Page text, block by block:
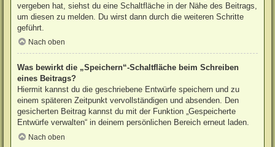
vergeben hat, siehst du eine Schaltfläche in der Nähe des Beitrags,
um diesen zu melden. Du wirst dann durch die weiteren Schritte
geführt.
Nach oben
Was bewirkt die „Speichern“-Schaltfläche beim Schreiben
eines Beitrags?
Hiermit kannst du die geschriebene Entwürfe speichern und zu
einem späteren Zeitpunkt vervollständigen und absenden. Den
gesicherten Beitrag kannst du mit der Funktion „Gespeicherte
Entwürfe verwalten“ in deinem persönlichen Bereich erneut laden.
Nach oben